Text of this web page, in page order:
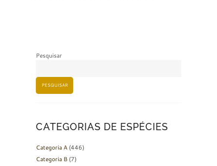
Pesquisar
PESQUISAR
CATEGORIAS DE ESPÉCIES
Categoria A (446)
Categoria B (7)